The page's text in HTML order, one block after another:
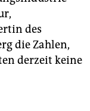
des
die Zahlen,
derzeit keine